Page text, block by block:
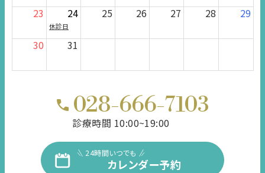
23 24
休診日
25 26 27 28 29
30 31
028-666-7103
診療時間 10:00~19:00
24時間いつでも
カレンダー予約